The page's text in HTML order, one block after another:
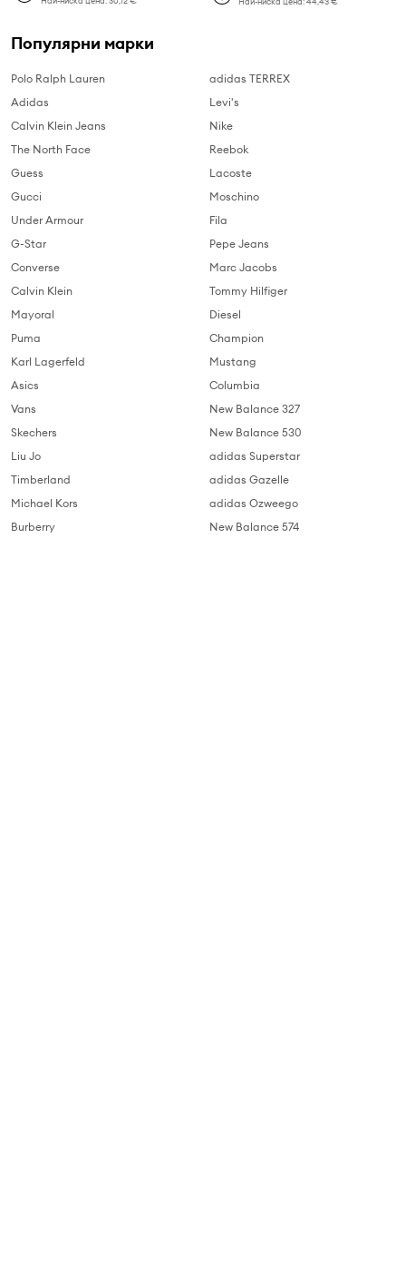
Популярни марки
Polo Ralph Lauren
Adidas
Calvin Klein Jeans
The North Face
Guess
Gucci
Under Armour
G-Star
Converse
Calvin Klein
Mayoral
Puma
Karl Lagerfeld
Asics
Vans
Skechers
Liu Jo
Timberland
Michael Kors
Burberry
adidas TERREX
Levi's
Nike
Reebok
Lacoste
Moschino
Fila
Pepe Jeans
Marc Jacobs
Tommy Hilfiger
Diesel
Champion
Mustang
Columbia
New Balance 327
New Balance 530
adidas Superstar
adidas Gazelle
adidas Ozweego
New Balance 574